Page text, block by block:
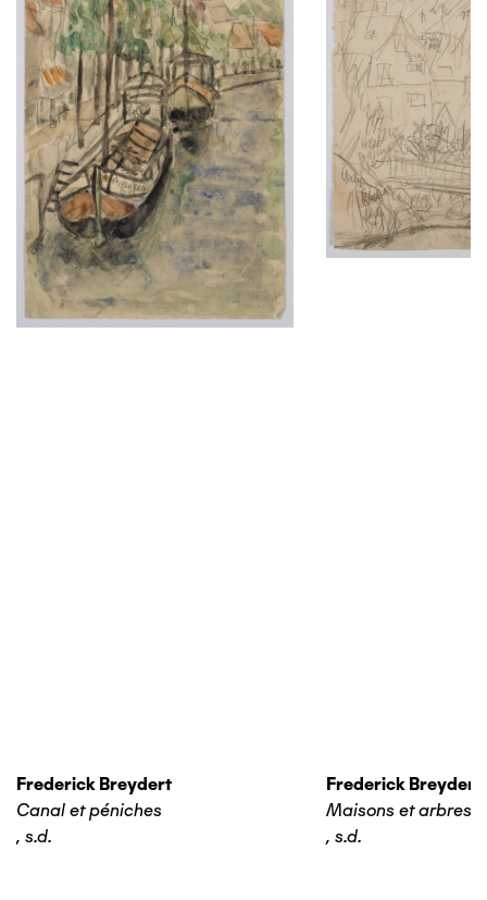
Frederick Breydert
Canal et péniches
, s.d.
Frederick Breydert
Maisons et arbres
, s.d.